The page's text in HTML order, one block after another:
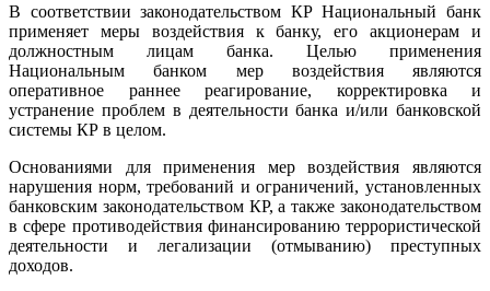
В соответствии законодательством КР Национальный банк
применяет меры воздействия к банку, его акционерам и
должностным лицам банка. Целью применения
Национальным банком мер воздействия являются
оперативное раннее реагирование, корректировка и
устранение проблем в деятельности банка и/или банковской
системы КР в целом.
Основаниями для применения мер воздействия являются
нарушения норм, требований и ограничений, установленных
банковским законодательством КР, а также законодательством
в сфере противодействия финансированию террористической
деятельности и легализации (отмыванию) преступных
доходов.